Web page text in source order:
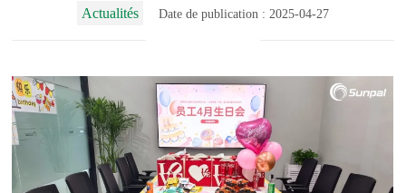
Actualités Date de publication : 2025-04-27